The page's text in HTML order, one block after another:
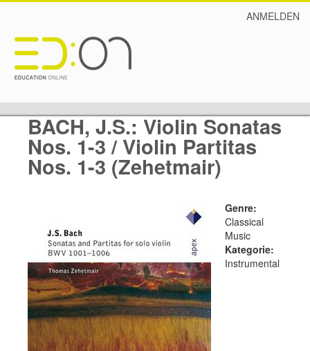
ANMELDEN
BACH, J.S.: Violin Sonatas
Nos. 1-3 / Violin Partitas
Nos. 1-3 (Zehetmair)
Genre:
Classical
Music
Kategorie:
Instrumental